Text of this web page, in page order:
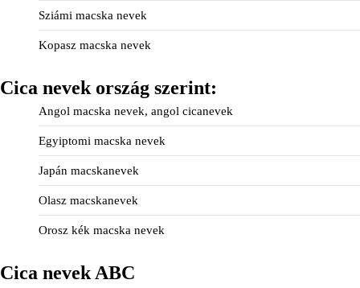
Sziámi macska nevek
Kopasz macska nevek
Cica nevek ország szerint:
Angol macska nevek, angol cicanevek
Egyiptomi macska nevek
Japán macskanevek
Olasz macskanevek
Orosz kék macska nevek
Cica nevek ABC